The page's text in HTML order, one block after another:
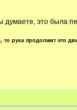
это была
то рука продолжит это